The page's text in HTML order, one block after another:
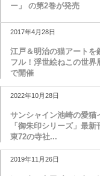
ー」 の第2巻が発売
2017年4月28日
江戸＆明治の猫アートを
フル！浮世絵ねこの世界
で開催
2022年10月28日
サンシャイン池崎の愛猫
「御朱印シリーズ」最
東72の寺社...
2019年11月26日